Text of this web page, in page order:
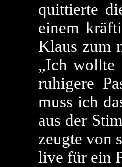
quittierte
einem
Klaus zum
„Ich wollte
ruhigere
muss ich
aus der
zeugte von
live für ein